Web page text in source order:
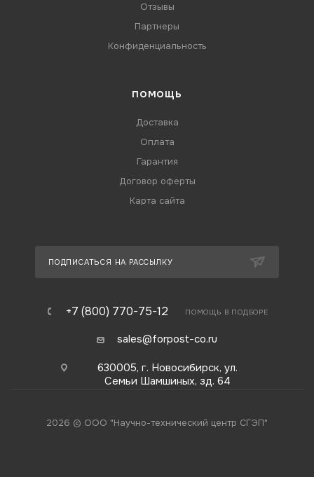
Отзывы
Партнеры
Конфиденциальность
ПОМОЩЬ
Доставка
Оплата
Гарантия
Договор оферты
Карта сайта
ПОДПИСАТЬСЯ НА РАССЫЛКУ
+7 (800) 770-75-12 ПОМОЩЬ В ПОДБОРЕ
sales@forpost-co.ru
630005, г. Новосибирск, ул.
Семьи Шамшиных, зд. 64
2026 © ООО "Научно-технический центр СГЭП"